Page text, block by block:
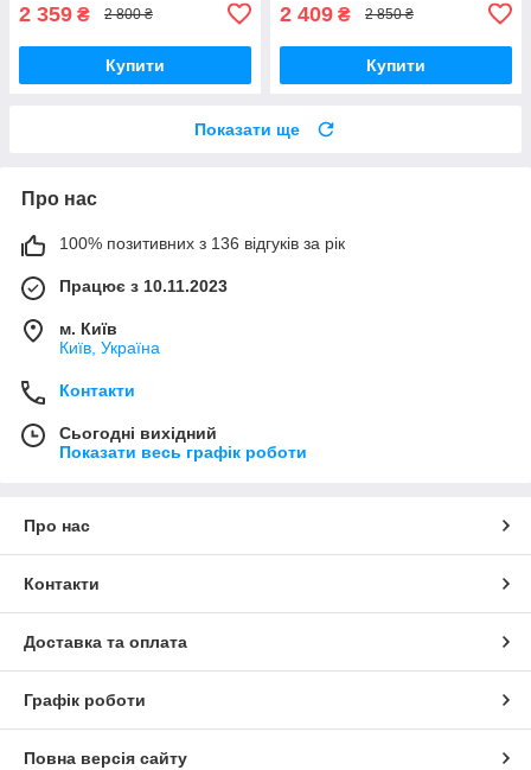
2 359 ₴ 2 800 ₴
Купити
2 409 ₴ 2 850 ₴
Купити
Показати ще
Про нас
100% позитивних з 136 відгуків за рік
Працює з 10.11.2023
м. Київ
Київ, Україна
Контакти
Сьогодні вихідний
Показати весь графік роботи
Про нас
Контакти
Доставка та оплата
Графік роботи
Повна версія сайту